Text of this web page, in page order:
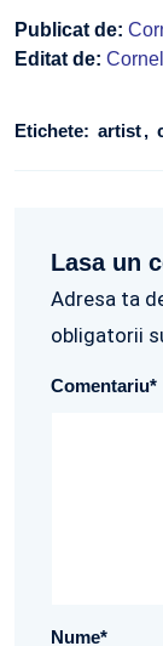
Publicat de:
Editat de:
Etichete: artist
Lasa un
Adresa ta
obligatorii
Comentariu*
Nume*